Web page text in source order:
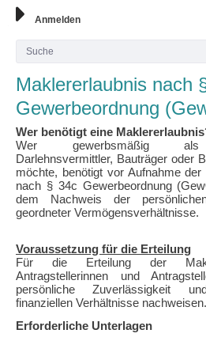
Anmelden
Maklererlaubnis nach
Gewerbeordnung
Wer benötigt eine
Wer gewerbsmäßig als
Darlehnsvermittler, Bauträger oder
möchte, benötigt vor Aufnahme
nach § 34c Gewerbeordnung
dem Nachweis der
geordneter Vermögensverhältnisse.
Voraussetzung für die Erteilung
Für die Erteilung der
Antragstellerinnen und
persönliche Zuverlässigkeit
finanziellen Verhältnisse nachweisen.
Erforderliche Unterlagen